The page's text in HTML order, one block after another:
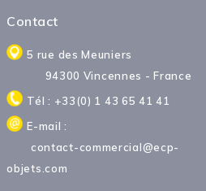
Contact
5 rue des Meuniers
94300 Vincennes - France
Tél : +33(0) 1 43 65 41 41
E-mail :
contact-commercial@ecp-
objets.com